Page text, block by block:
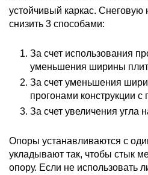
устойчивый каркас. Снеговую
снизить 3 способами:
За счет использования
уменьшения ширины
За счет уменьшения
прогонами конструкции
За счет увеличения угла
Опоры устанавливаются с
укладывают так, чтобы стык
опору. Если не использовать